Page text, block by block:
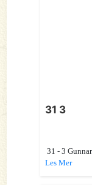
31 3
31 - 3
Les Mer